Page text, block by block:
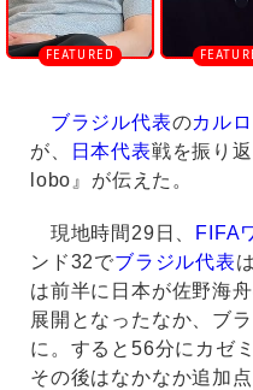
ブラジル代表のカル
が、
日本代表戦を振り
lobo』が伝えた。
現地時間29日、 FIFA
ンド32でブラジル代表は
は前半に日本が佐野海
展開となったなか、ブ
に。すると56分にカゼ
その後はなかなか追加